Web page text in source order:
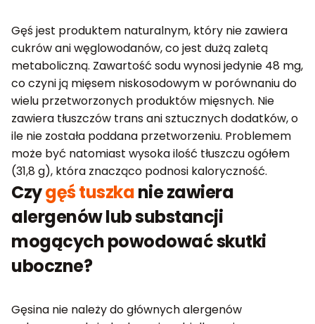
Gęś jest produktem naturalnym, który nie zawiera
cukrów ani węglowodanów, co jest dużą zaletą
metaboliczną. Zawartość sodu wynosi jedynie 48 mg,
co czyni ją mięsem niskosodowym w porównaniu do
wielu przetworzonych produktów mięsnych. Nie
zawiera tłuszczów trans ani sztucznych dodatków, o
ile nie została poddana przetworzeniu. Problemem
może być natomiast wysoka ilość tłuszczu ogółem
(31,8 g), która znacząco podnosi kaloryczność.
Czygęś tuszkanie zawiera
alergenów lub substancji
mogących powodować skutki
uboczne?
Gęsina nie należy do głównych alergenów